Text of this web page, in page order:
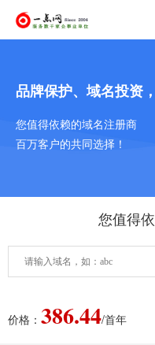
品牌保护、域名投资
您值得依赖的域名注册商
百万客户的共同选择！
您值得
价格： 386.44/首年